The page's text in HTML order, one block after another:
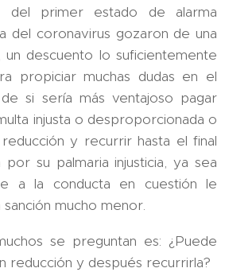
del primer estado de alarma
del coronavirus gozaron de una
un descuento lo suficientemente
propiciar muchas dudas en el
si sería más ventajoso pagar
injusta o desproporcionada o
y recurrir hasta el final
su palmaria injusticia, ya sea
a la conducta en cuestión le
mucho menor.
se preguntan es: ¿Puede
reducción y después recurrirla?